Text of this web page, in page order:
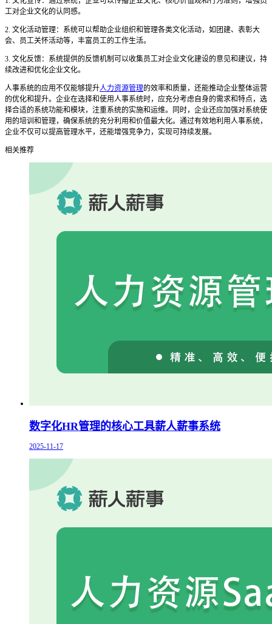
工对企业文化的认同感。
2. 文化活动管理：系统可以帮助企业组织和管理各类文化活动，如团建、表彰大
会、员工关怀活动等，丰富员工的工作生活。
3. 文化反馈：系统提供的反馈机制可以收集员工对企业文化建设的意见和建议，持
续改进和优化企业文化。
人事系统的应用不仅能够提升人力资源管理的效率和质量，还能推动企业整体运营
的优化和提升。企业在选择和使用人事系统时，应充分考虑自身的需求和特点，选
择合适的系统功能和模块，注重系统的实施和运维。同时，企业还应加强对系统使
用的培训和管理，确保系统的充分利用和价值最大化。通过有效地利用人事系统，
企业不仅可以提高管理水平，还能增强竞争力，实现可持续发展。
相关推荐
数字化HR管理的核心工具薪人薪事系统
2025-11-17